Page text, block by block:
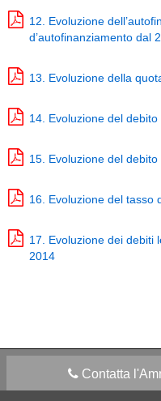
12. Evoluzione
d’autofinanziamento dal
13. Evoluzione della
14. Evoluzione del
15. Evoluzione del
16. Evoluzione del tasso
17. Evoluzione dei debiti
2014
Contatta